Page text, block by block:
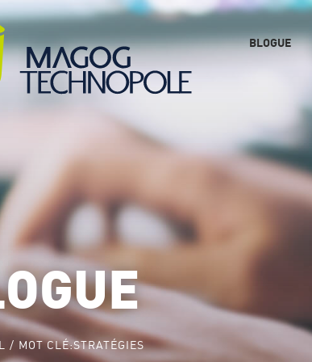
BLOGUE
MOT CLÉ:STRATÉGIES